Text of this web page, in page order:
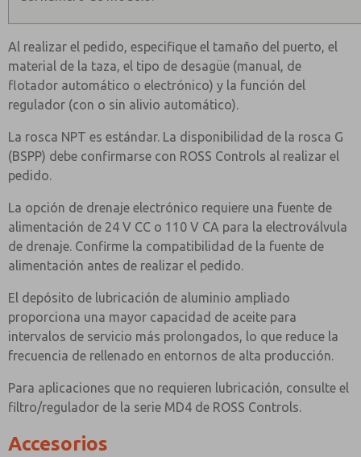
Al realizar el pedido, especifique el tamaño del puerto, el
material de la taza, el tipo de desagüe (manual, de
flotador automático o electrónico) y la función del
regulador (con o sin alivio automático).
La rosca NPT es estándar. La disponibilidad de la rosca G
(BSPP) debe confirmarse con ROSS Controls al realizar el
pedido.
La opción de drenaje electrónico requiere una fuente de
alimentación de 24 V CC o 110 V CA para la electroválvula
de drenaje. Confirme la compatibilidad de la fuente de
alimentación antes de realizar el pedido.
El depósito de lubricación de aluminio ampliado
proporciona una mayor capacidad de aceite para
intervalos de servicio más prolongados, lo que reduce la
frecuencia de rellenado en entornos de alta producción.
Para aplicaciones que no requieren lubricación, consulte el
filtro/regulador de la serie MD4 de ROSS Controls.
Accesorios